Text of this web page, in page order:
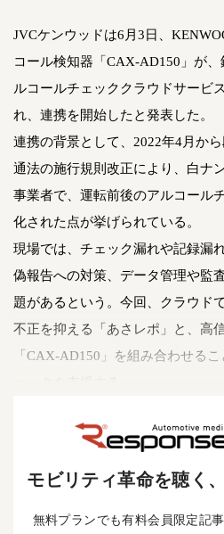
JVCケンウッドは6月3日、
コール検知器「CAX-AD150」が
ルコールチェッククラウドサービ
れ、連携を開始したと発表した。
連携の背景として、2022年4月か
通法の施行規則改正により、白ナ
事業者で、運転前後のアルコール
化された点が挙げられている。
現場では、チェック漏れや記録漏
偽報告への対策、データ管理や監
題があるという。今回、クラウド
不正を抑える「あさレポ」と、高
「CAX-AD150」を組み合わせる
モビリティ革命を聴く
無料プランでも有料会員限定記